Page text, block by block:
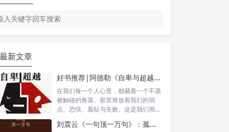
最新文章
好书推荐|阿德勒《自卑与超越》：当你不在逃避自己，一切才真正的开始
在我们每一个人心里，都藏着一个不愿
被触碰的角落。那里堆放着我们的弱
点、恐惧、羞耻与失败。这是我们用尽
刘震云《一句顶一万句》：孤独不是缺口，而是与自己相遇的入口